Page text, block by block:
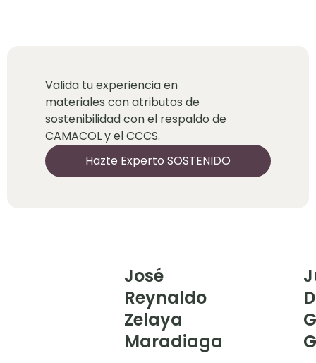
Valida tu experiencia en
materiales con atributos de
sostenibilidad con el respaldo de
CAMACOL y el CCCS.
Hazte Experto SOSTENIDO
José
Reynaldo
Zelaya
Maradiaga